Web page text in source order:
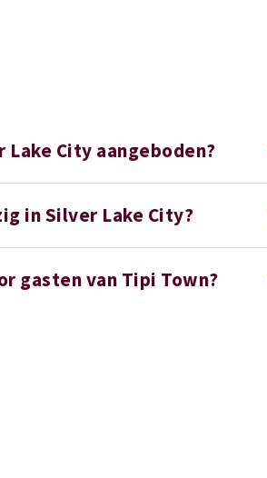
City aangeboden?
in Silver Lake City?
gasten van Tipi Town?